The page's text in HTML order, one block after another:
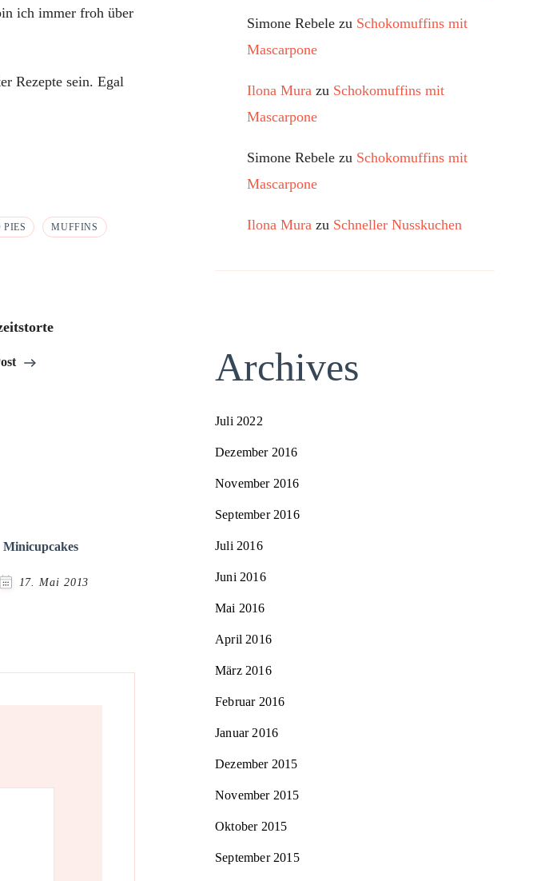
ich immer froh über
Rezepte sein. Egal
MUFFINS
Minicupcakes
17. Mai 2013
Simone Rebele zu Schokomuffins mit
Mascarpone
Ilona Mura zu Schokomuffins mit
Mascarpone
Simone Rebele zu Schokomuffins mit
Mascarpone
Ilona Mura zu Schneller Nusskuchen
Archives
Juli 2022
Dezember 2016
November 2016
September 2016
Juli 2016
Juni 2016
Mai 2016
April 2016
März 2016
Februar 2016
Januar 2016
Dezember 2015
November 2015
Oktober 2015
September 2015